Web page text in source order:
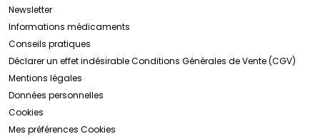
Newsletter
Informations médicaments
Conseils pratiques
Déclarer un effet indésirableConditions Générales de Vente (CGV)
Mentions légales
Données personnelles
Cookies
Mes préférences Cookies